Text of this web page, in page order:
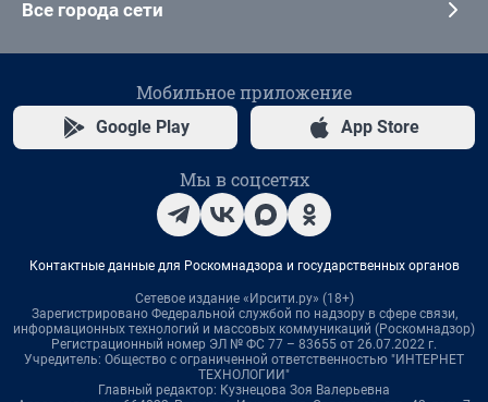
Все города сети
Мобильное приложение
Google Play App Store
Мы в соцсетях
Контактные данные для Роскомнадзора и государственных органов
Сетевое издание «Ирсити.ру» (18+)
Зарегистрировано Федеральной службой по надзору в сфере связи,
информационных технологий и массовых коммуникаций (Роскомнадзор)
Регистрационный номер ЭЛ № ФС 77 – 83655 от 26.07.2022 г.
Учредитель: Общество с ограниченной ответственностью "ИНТЕРНЕТ
ТЕХНОЛОГИИ"
Главный редактор: Кузнецова Зоя Валерьевна